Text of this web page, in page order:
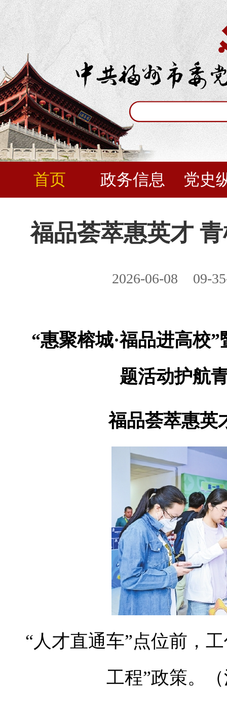
首页 政务信息 党史
福品荟萃惠英才
2026-06-08 09-
“惠聚榕城·福品进高校
题活动护航
福品荟萃惠英
“人才直通车”点位前，
工程”政策。